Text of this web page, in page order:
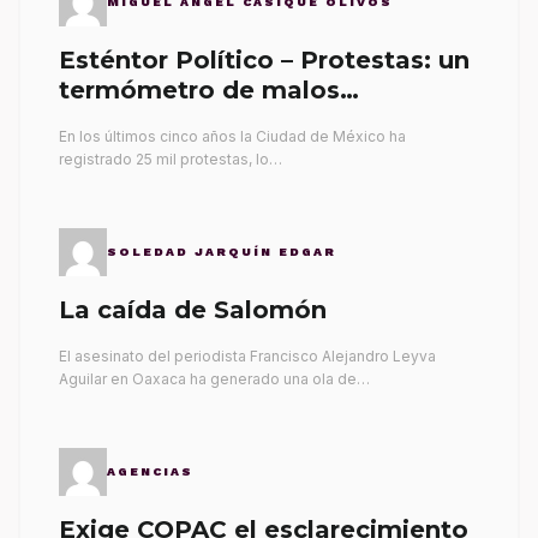
Esténtor Político – Protestas: un
termómetro de malos
En los últimos cinco años la Ciudad de México ha
registrado 25 mil protestas, lo…
SOLEDAD JARQUÍN EDGAR
La caída de Salomón
El asesinato del periodista Francisco Alejandro Leyva
Aguilar en Oaxaca ha generado una ola de…
AGENCIAS
Exige COPAC el esclarecimiento